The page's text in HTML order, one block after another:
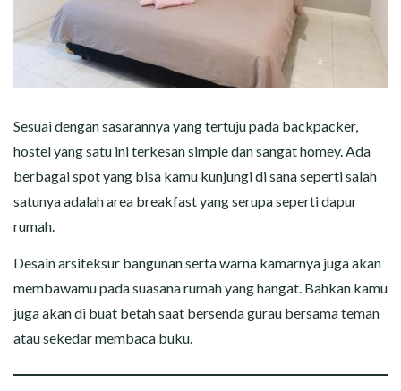
Sesuai dengan sasarannya yang tertuju pada backpacker,
hostel yang satu ini terkesan simple dan sangat homey. Ada
berbagai spot yang bisa kamu kunjungi di sana seperti salah
satunya adalah area breakfast yang serupa seperti dapur
rumah.
Desain arsiteksur bangunan serta warna kamarnya juga akan
membawamu pada suasana rumah yang hangat. Bahkan kamu
juga akan di buat betah saat bersenda gurau bersama teman
atau sekedar membaca buku.